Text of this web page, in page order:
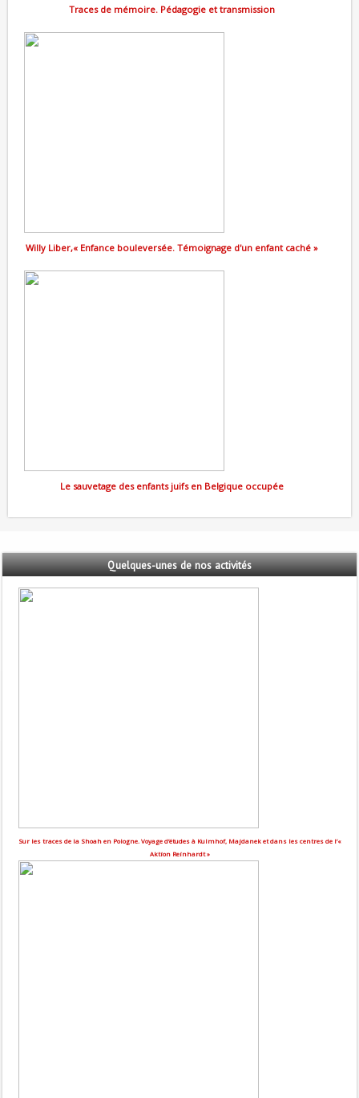
Traces de mémoire. Pédagogie et transmission
Willy Liber,« Enfance bouleversée. Témoignage d'un enfant caché »
Le sauvetage des enfants juifs en Belgique occupée
Quelques-unesde nos activités
Sur les traces de la Shoah en Pologne. Voyage d’études à Kulmhof, Majdanek et dans les centres de l’«
Aktion Reinhardt »